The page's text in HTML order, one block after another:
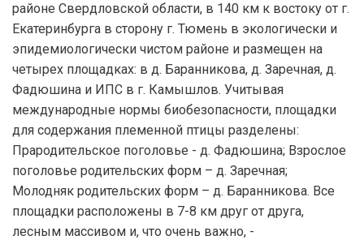
районе Свердловской области, в 140 км к востоку от г.
Екатеринбурга в сторону г. Тюмень в экологически и
эпидемиологически чистом районе и размещен на
четырех площадках: в д. Баранникова, д. Заречная, д.
Фадюшина и ИПС в г. Камышлов. Учитывая
международные нормы биобезопасности, площадки
для содержания племенной птицы разделены:
Прародительское поголовье - д. Фадюшина; Взрослое
поголовье родительских форм – д. Заречная;
Молодняк родительских форм – д. Баранникова. Все
площадки расположены в 7-8 км друг от друга,
лесным массивом и, что очень важно, -